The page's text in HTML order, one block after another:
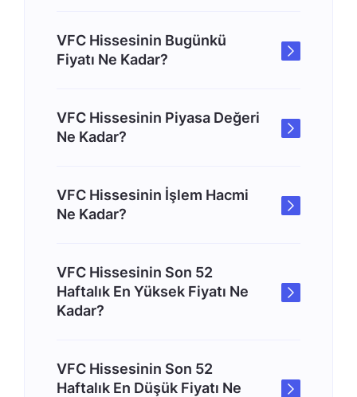
VFC Hissesinin Bugünkü
Fiyatı Ne Kadar?
VFC Hissesinin Piyasa Değeri
Ne Kadar?
VFC Hissesinin İşlem Hacmi
Ne Kadar?
VFC Hissesinin Son 52
Haftalık En Yüksek Fiyatı Ne
Kadar?
VFC Hissesinin Son 52
Haftalık En Düşük Fiyatı Ne